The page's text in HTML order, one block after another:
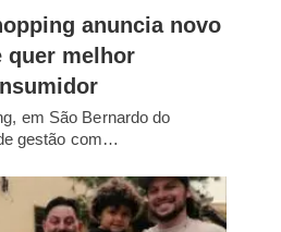
anuncia novo
quer melhor
em São Bernardo do
gestão com…